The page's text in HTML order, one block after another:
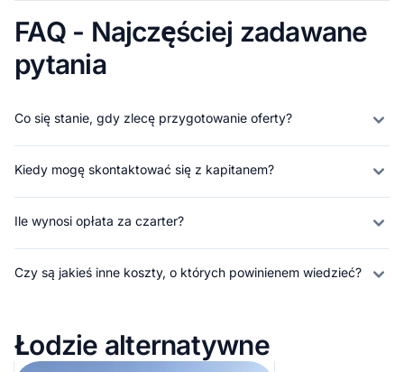
FAQ - Najczęściej zadawane
pytania
Co się stanie, gdy zlecę przygotowanie oferty?
Kiedy mogę skontaktować się z kapitanem?
Ile wynosi opłata za czarter?
Czy są jakieś inne koszty, o których powinienem wiedzieć?
Łodzie alternatywne